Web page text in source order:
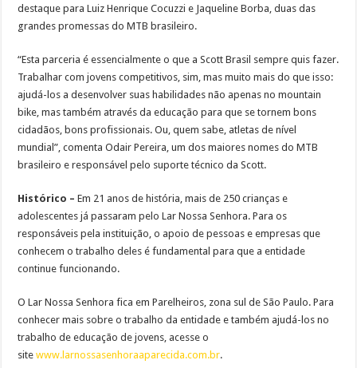
destaque para Luiz Henrique Cocuzzi e Jaqueline Borba, duas das
grandes promessas do MTB brasileiro.
“Esta parceria é essencialmente o que a Scott Brasil sempre quis fazer.
Trabalhar com jovens competitivos, sim, mas muito mais do que isso:
ajudá-los a desenvolver suas habilidades não apenas no mountain
bike, mas também através da educação para que se tornem bons
cidadãos, bons profissionais. Ou, quem sabe, atletas de nível
mundial”, comenta Odair Pereira, um dos maiores nomes do MTB
brasileiro e responsável pelo suporte técnico da Scott.
Histórico –Em 21 anos de história, mais de 250 crianças e
adolescentes já passaram pelo Lar Nossa Senhora. Para os
responsáveis pela instituição, o apoio de pessoas e empresas que
conhecem o trabalho deles é fundamental para que a entidade
continue funcionando.
O Lar Nossa Senhora fica em Parelheiros, zona sul de São Paulo. Para
conhecer mais sobre o trabalho da entidade e também ajudá-los no
trabalho de educação de jovens, acesse o
sitewww.larnossasenhoraaparecida.com.br.